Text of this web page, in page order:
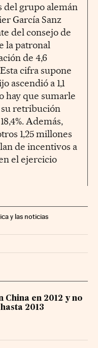
del grupo alemán
García Sanz
del consejo de
la patronal
de 4,6
cifra supone
ascendió a 1,1
hay que sumarle
su retribución
Además,
1,25 millones
de incentivos a
el ejercicio
y las noticias
China en 2012 y no
2013